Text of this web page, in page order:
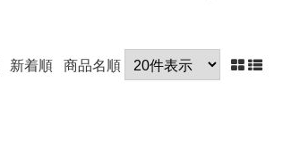
新着順 商品名順